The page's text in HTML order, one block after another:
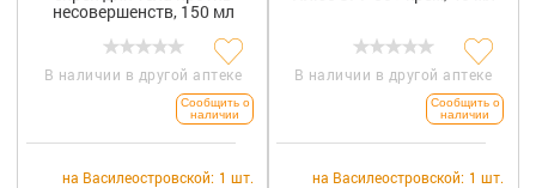
несовершенств, 150 мл
В наличии в другой аптеке
Сообщить о
наличии
на Василеостровской: 1 шт.
В наличии в другой аптеке
Сообщить о
наличии
на Василеостровской: 1 шт.